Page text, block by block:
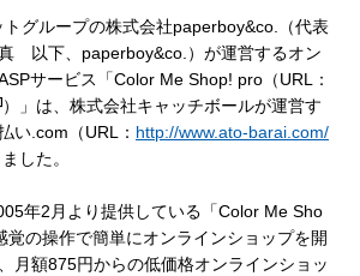
グループの株式会社paperboy&co.（代表
以下、paperboy&co.）が運営するオン
サービス「Color Me Shop! pro（URL：
）」は、株式会社キャッチボールが運営す
い.com（URL： http://www.ato-barai.com/
した。
年2月より提供している「Color Me Sho
覚の操作で簡単にオンラインショップを開
月額875円からの低価格オンラインショッ